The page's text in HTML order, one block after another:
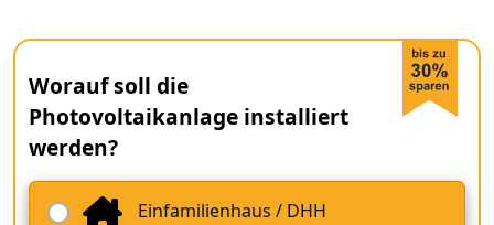
Worauf soll die
Photovoltaikanlage installiert
werden?
Einfamilienhaus / DHH